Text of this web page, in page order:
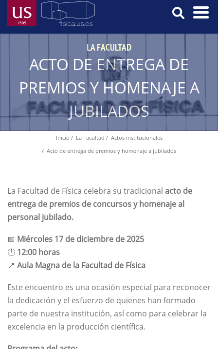
Pasar
contenido
LA FACULTAD
ACTO DE ENTREGA DE
PREMIOS Y HOMENAJE A
JUBILADOS
Inicio La Facultad
Actos institucionales
Acto de entrega de premios y homenaje a jubilados
La Facultad de Física celebra su tradicional acto de
entrega de premios de concursos y homenaje al
personal jubilado.
📅 Miércoles 17 de diciembre de 2025
🕛 12:00 horas
📍 Aula Magna de la Facultad de Física
Este encuentro es una ocasión especial para reconocer
la dedicación y el esfuerzo de quienes han formado
parte de nuestra institución, así como para celebrar la
excelencia en la producción científica.